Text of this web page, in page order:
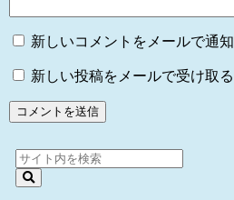
新しいコメントをメールで通知
新しい投稿をメールで受け取る